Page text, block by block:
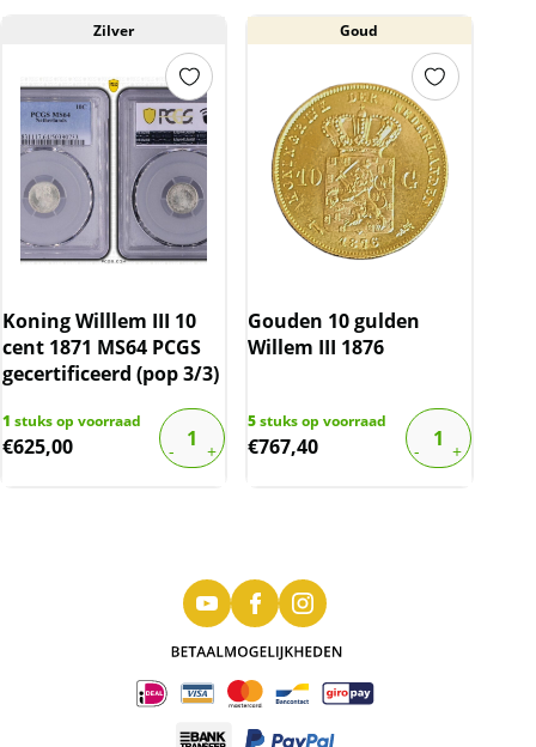
Zilver
Koning Willlem III 10
cent 1871 MS64 PCGS
gecertificeerd (pop 3/3)
1 stuks op voorraad
€625,00
Goud
Gouden 10 gulden
Willem III 1876
5stuks op voorraad
€767,40